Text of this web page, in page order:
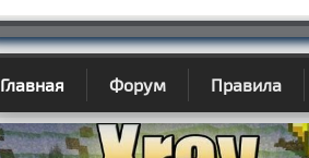
Главная Форум Правила